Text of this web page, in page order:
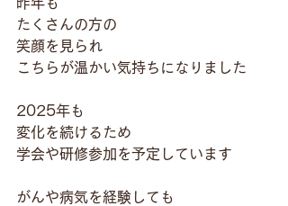
たくさんの方の
笑顔を見られ
こちらが温かい気持ちになりました
2025年も
変化を続けるため
学会や研修参加を予定しています
がんや病気を経験しても